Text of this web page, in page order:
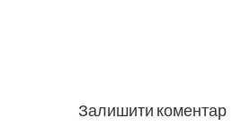
Залишити коментар